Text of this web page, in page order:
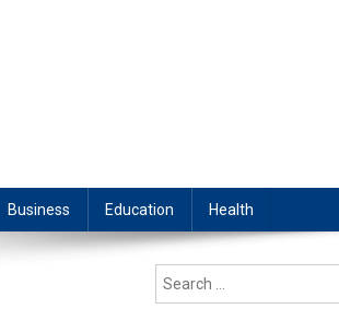
Business Education Health